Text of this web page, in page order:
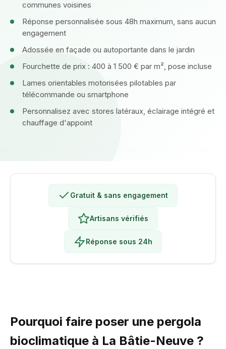
communes voisines
Réponse personnalisée sous 48h maximum, sans aucun
engagement
Adossée en façade ou autoportante dans le jardin
Fourchette de prix : 400 à 1 500 € par m², pose incluse
Lames orientables motorisées pilotables par
télécommande ou smartphone
Personnalisez avec stores latéraux, éclairage intégré et
chauffage d'appoint
Gratuit & sans engagement
Artisans vérifiés
Réponse sous 24h
Pourquoi faire poser une pergola
bioclimatique à La Bâtie-Neuve ?